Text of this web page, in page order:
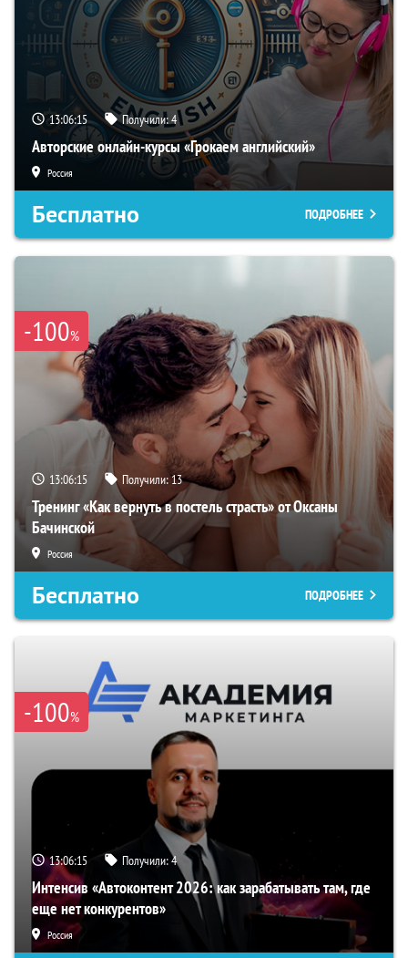
13:06:15 Получили:4
Авторские онлайн-курсы «Грокаем английский»
Россия
Бесплатно ПОДРОБНЕЕ
-100%
13:06:15 Получили:13
Тренинг «Как вернуть в постель страсть» от Оксаны
Бачинской
Россия
Бесплатно ПОДРОБНЕЕ
-100%
13:06:15 Получили:4
Интенсив «Автоконтент 2026: как зарабатывать там, где
еще нет конкурентов»
Россия